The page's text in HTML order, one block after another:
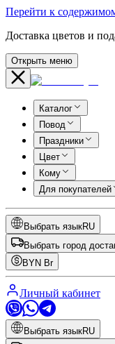
Перейти к
Доставка цветов и
Открыть меню
Каталог
Повод
Праздники
Цвет
Кому
Для покупателей
Выбрать языкRU
Выбрать город
BYN Br
Личный кабинет
Выбрать языкRU